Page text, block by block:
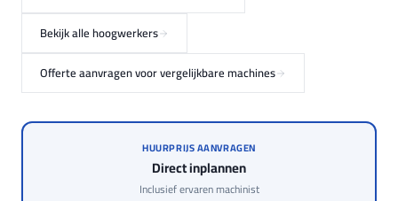
Bekijk alle hoogwerkers
Offerte aanvragen voor vergelijkbare machines
HUURPRIJS AANVRAGEN
Direct inplannen
Inclusief ervaren machinist